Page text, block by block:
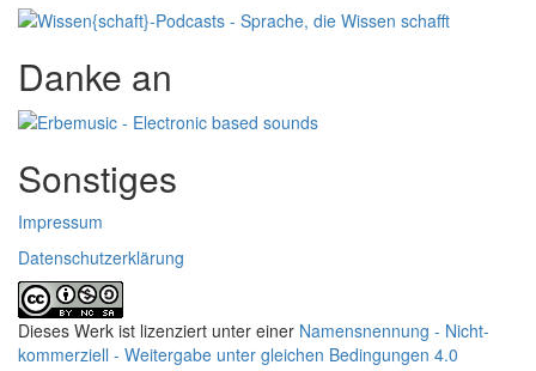
Danke an
Sonstiges
Impressum
Datenschutzerklärung
Dieses Werk ist lizenziert unter einer Namensnennung - Nicht-
kommerziell - Weitergabe unter gleichen Bedingungen 4.0